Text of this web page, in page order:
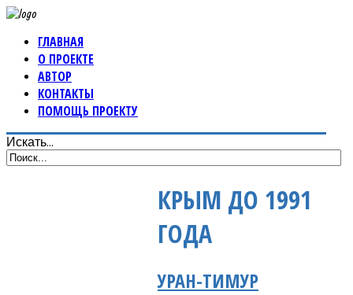
ГЛАВНАЯ
О ПРОЕКТЕ
АВТОР
КОНТАКТЫ
ПОМОЩЬ ПРОЕКТУ
Искать...
КРЫМ ДО 1991
ГОДА
УРАН-ТИМУР